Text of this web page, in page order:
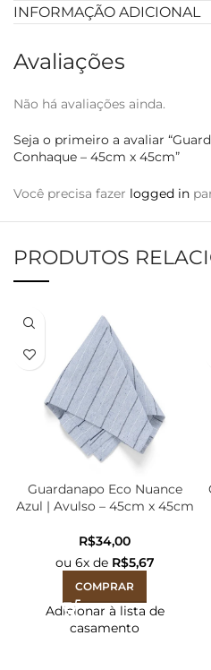
INFORMAÇÃO ADICIONAL
Avaliações
Não há avaliações ainda.
Seja o primeiro a avaliar
Conhaque – 45cm x 45cm”
Você precisa fazer logged in
PRODUTOS
Guardanapo Eco Nuance
Azul | Avulso – 45cm x 45cm
R$
ou 6x de R$5,67
COMPRAR
Adicionar à lista de
casamento